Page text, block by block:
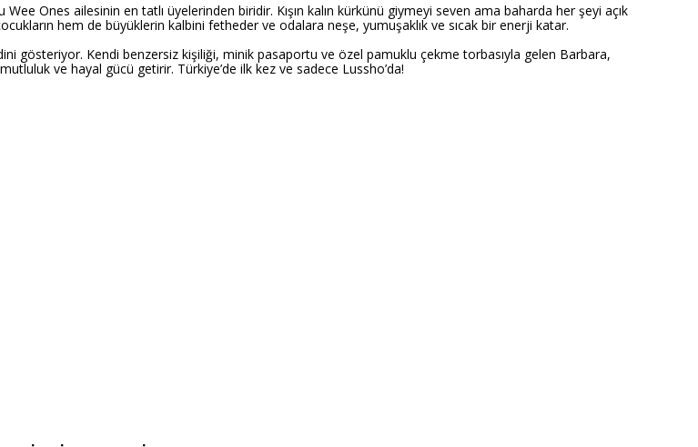
Ones ailesinin en tatlı üyelerinden biridir. Kışın kalın kürkünü giymeyi seven ama baharda her şeyi açık
hem de büyüklerin kalbini fetheder ve odalara neşe, yumuşaklık ve sıcak bir enerji katar.
gösteriyor. Kendi benzersiz kişiliği, minik pasaportu ve özel pamuklu çekme torbasıyla gelen Barbara,
ve hayal gücü getirir. Türkiye’de ilk kez ve sadece Lussho’da!